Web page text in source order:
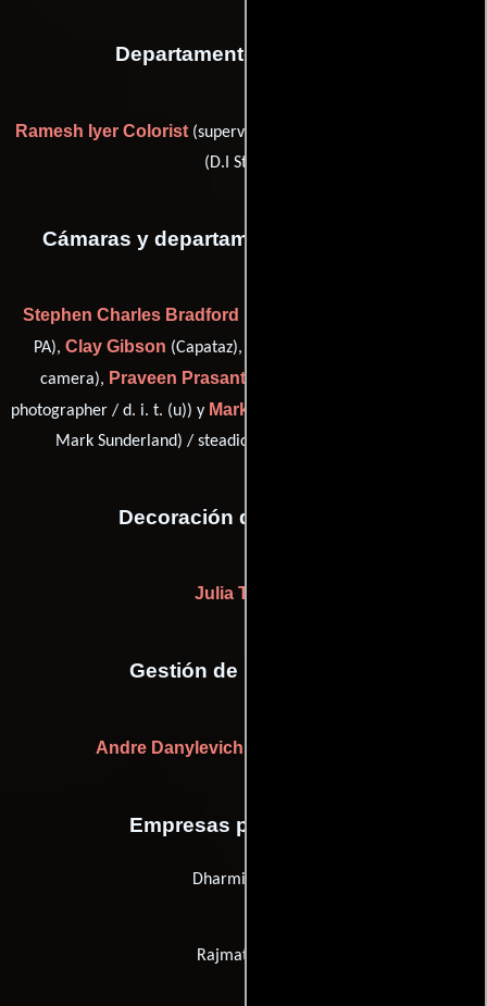
Departamento de editorial
Ramesh Iyer Colorist(supervising colorist) y
(D.I Studio)
Cámaras y departamento de electricidad
Stephen Charles Bradford
PA), Clay Gibson (Capataz),
camera), Praveen Prasanthan
photographer / d. i. t. (u)) y Mark Sunderland
Mark Sunderland) / steadicam (as Mark Sunderland))
Decoración de escenario
Julia Timms
Gestión de producción
Andre Danylevich
Empresas productoras
Dharmik Films
Rajmati films